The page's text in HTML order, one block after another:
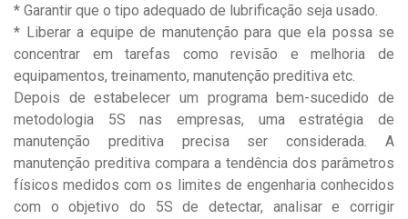
* Garantir que o tipo adequado de lubrificação seja usado.
* Liberar a equipe de manutenção para que ela possa se
concentrar em tarefas como revisão e melhoria de
equipamentos, treinamento, manutenção preditiva etc.
Depois de estabelecer um programa bem-sucedido de
metodologia 5S nas empresas, uma estratégia de
manutenção preditiva precisa ser considerada. A
manutenção preditiva compara a tendência dos parâmetros
físicos medidos com os limites de engenharia conhecidos
com o objetivo do 5S de detectar, analisar e corrigir